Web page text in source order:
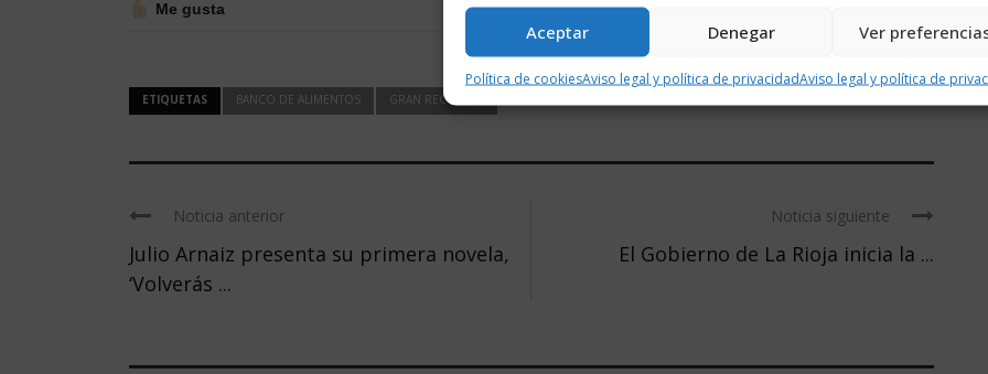
Aceptar Denegar Ver
Política de cookiesAviso legal y política de privacidadAviso legal y política de
Me gusta
ETIQUETAS BANCO DE ALIMENTOS GRAN RECOGIDA
Noticia anterior
Julio Arnaiz presenta su primera novela,
‘Volverás ...
Noticia siguiente
El Gobierno de La Rioja inicia la ...